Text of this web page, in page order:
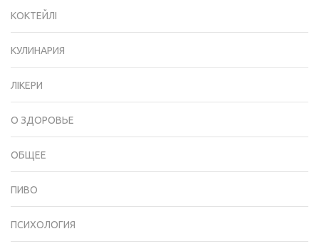
КОКТЕЙЛІ
КУЛИНАРИЯ
ЛІКЕРИ
О ЗДОРОВЬЕ
ОБЩЕЕ
ПИВО
ПСИХОЛОГИЯ